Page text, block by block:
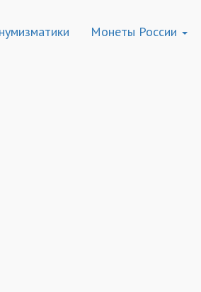
Монеты России